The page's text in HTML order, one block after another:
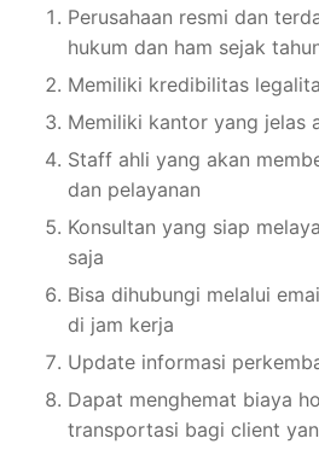
Perusahaan resmi dan
hukum dan ham sejak
Memiliki kredibilitas
Memiliki kantor yang jelas
Staff ahli yang akan
dan pelayanan
Konsultan yang siap
saja
Bisa dihubungi melalui
di jam kerja
Update informasi
Dapat menghemat biaya
transportasi bagi client